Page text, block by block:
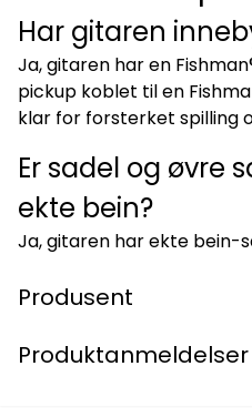
Har gitaren
Ja, gitaren har en
pickup koblet til en
klar for forsterket spilling
Er sadel og øvre
ekte bein?
Ja, gitaren har ekte bein-
Produsent
Produktanmeldelser